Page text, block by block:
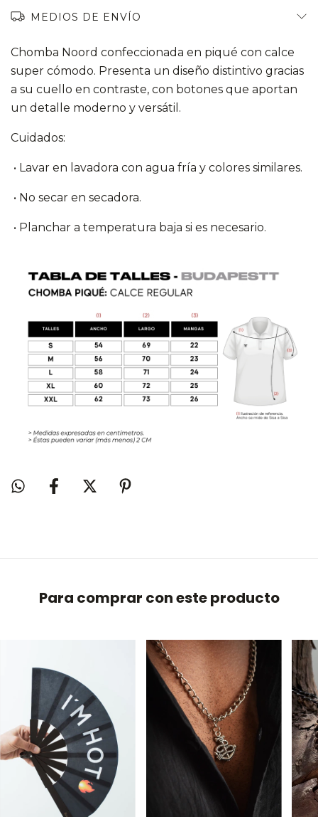
MEDIOS DE ENVÍO
Chomba Noord confeccionada en piqué con calce
super cómodo. Presenta un diseño distintivo gracias
a su cuello en contraste, con botones que aportan
un detalle moderno y versátil.
Cuidados:
• Lavar en lavadora con agua fría y colores similares.
• No secar en secadora.
• Planchar a temperatura baja si es necesario.
Para comprar con este producto